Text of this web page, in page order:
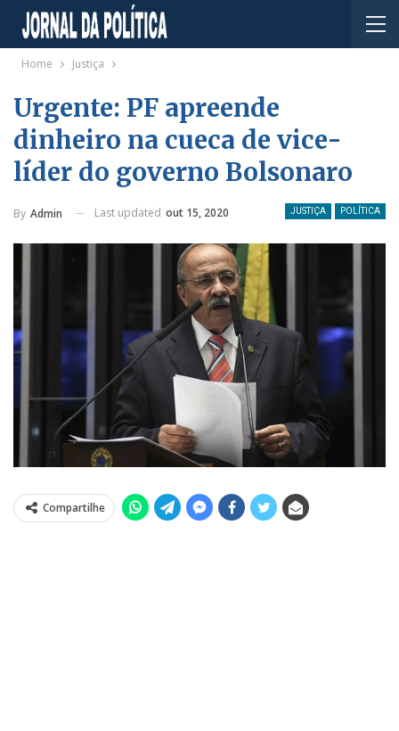
Home Justiça
Urgente: PF apreende
dinheiro na cueca de vice-
líder do governo Bolsonaro
JUSTIÇA POLÍTICA
By Admin Last updated out 15, 2020
Compartilhe